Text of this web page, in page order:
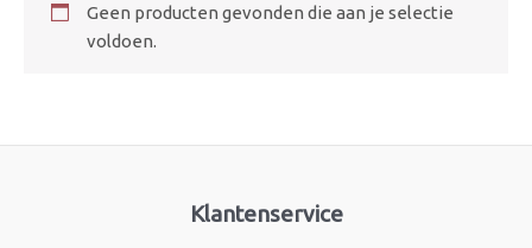
Geen producten gevonden die aan je selectie
voldoen.
Klantenservice